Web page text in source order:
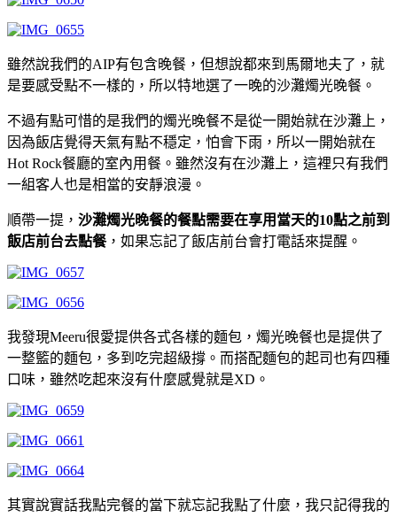
雖然說我們的AIP有包含晚餐，但想說都來到馬爾地夫了，就
是要感受點不一樣的，所以特地選了一晚的沙灘燭光晚餐。
不過有點可惜的是我們的燭光晚餐不是從一開始就在沙灘上，
因為飯店覺得天氣有點不穩定，怕會下雨，所以一開始就在
Hot Rock餐廳的室內用餐。雖然沒有在沙灘上，這裡只有我們
一組客人也是相當的安靜浪漫。
順帶一提， 沙灘燭光晚餐的餐點需要在享用當天的10點之前到
飯店前台去點餐，如果忘記了飯店前台會打電話來提醒。
我發現Meeru很愛提供各式各樣的麵包，燭光晚餐也是提供了
一整籃的麵包，多到吃完超級撐。而搭配麵包的起司也有四種
口味，雖然吃起來沒有什麼感覺就是XD。
其實說實話我點完餐的當下就忘記我點了什麼，我只記得我的